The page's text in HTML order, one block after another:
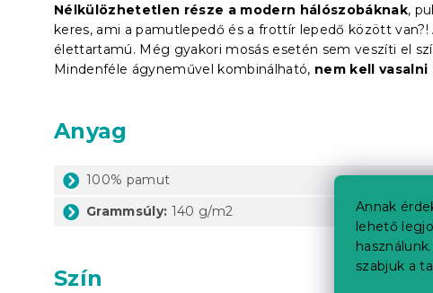
Annak
lehető
szabjuk a
Nélkülözhetetlen része a modern hálószobáknak,
keres, ami a pamutlepedő és a frottír lepedő között
élettartamú. Még gyakori mosás esetén sem veszíti el
Mindenféle ágyneművel kombinálható, nem kell
Anyag
100% pamut
Grammsúly: 140 g/m2
Szín